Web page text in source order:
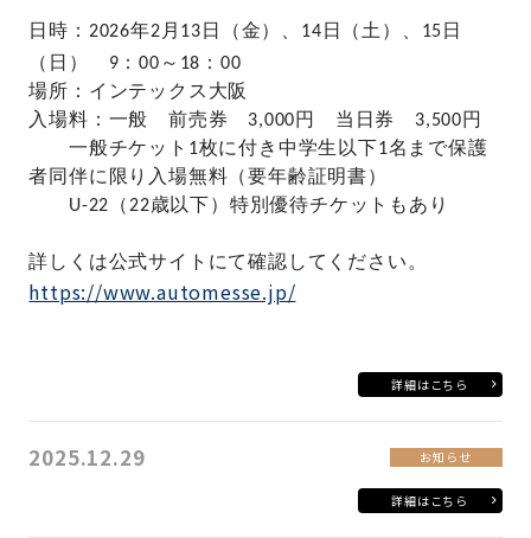
日時：2026年2月13日（金）、14 日（土）、15 日
（日） 9：00～18：00
場所：インテックス大阪
入場料：一般 前売券 3,000円 当日券 3,500円
一般チケット1枚に付き中学生以下1名まで保護
者同伴に限り入場無料（要年齢証明書）
U-22（22歳以下）特別優待チケットもあり
詳しくは公式サイトにて確認してください。
https://www.automesse.jp/
詳細はこちら
2025.12.29 お知らせ
詳細はこちら